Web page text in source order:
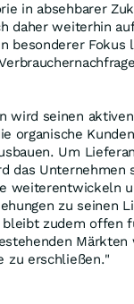
in absehbarer
daher weiterhin
besonderer
wird seinen
organische
Um
das Unternehmen
weiterentwickeln
zu seinen
bleibt zudem offen
zu erschließen."